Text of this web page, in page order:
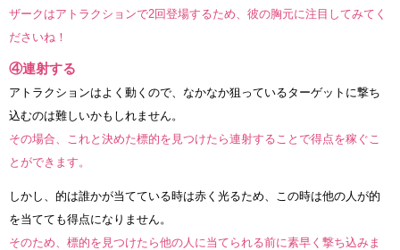
ザークはアトラクションで2回登場するため、彼の胸元に注目してみてく
ださいね！
④連射する
アトラクションはよく動くので、なかなか狙っているターゲットに撃ち
込むのは難しいかもしれません。
その場合、これと決めた標的を見つけたら連射することで得点を稼ぐこ
とができます。
しかし、的は誰かが当てている時は赤く光るため、この時は他の人が的
を当てても得点になりません。
そのため、標的を見つけたら他の人に当てられる前に素早く撃ち込みま